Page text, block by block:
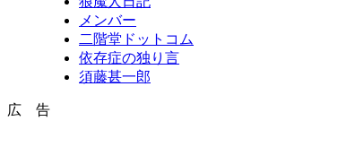
メンバー
二階堂ドットコム
依存症の独り言
須藤甚一郎
広 告